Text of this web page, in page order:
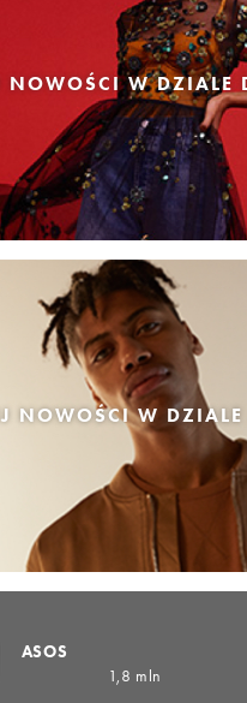
NOWOŚCI W DZIALE
NOWOŚCI W
ASOS
1,8 mln